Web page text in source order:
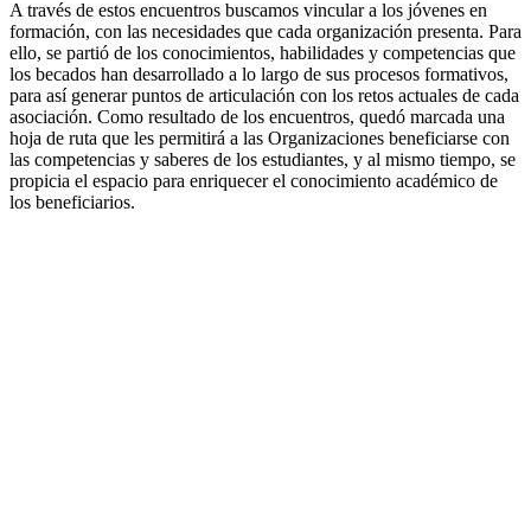
A través de estos encuentros buscamos vincular a los jóvenes en
formación, con las necesidades que cada organización presenta. Para
ello, se partió de los conocimientos, habilidades y competencias que
los becados han desarrollado a lo largo de sus procesos formativos,
para así generar puntos de articulación con los retos actuales de cada
asociación. Como resultado de los encuentros, quedó marcada una
hoja de ruta que les permitirá a las Organizaciones beneficiarse con
las competencias y saberes de los estudiantes, y al mismo tiempo, se
propicia el espacio para enriquecer el conocimiento académico de
los beneficiarios.